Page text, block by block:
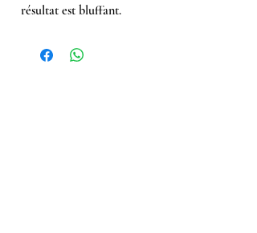
résultat est bluffant.